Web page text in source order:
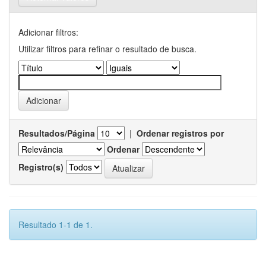
Adicionar filtros:
Utilizar filtros para refinar o resultado de busca.
Resultados/Página | Ordenar registros por
Ordenar
Registro(s)
Resultado 1-1 de 1.